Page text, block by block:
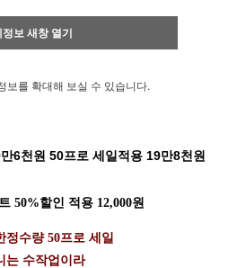
보 새창 열기
보를 확대해 보실 수 있습니다.
6천원 50프로 세일적용 19만8천원
50%할인 적용 12,000원
정수량 50프로 세일
는 수작업이라